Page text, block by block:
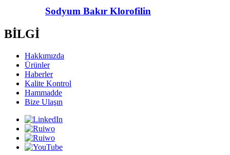
Sodyum Bakır Klorofilin
BİLGİ
Hakkımızda
Ürünler
Haberler
Kalite Kontrol
Hammadde
Bize Ulaşın